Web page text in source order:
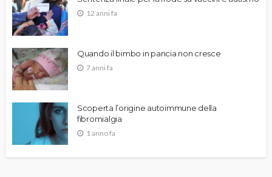
12 anni fa
Quando il bimbo in pancia non cresce
7 anni fa
Scoperta l’origine autoimmune della
fibromialgia
1 anno fa